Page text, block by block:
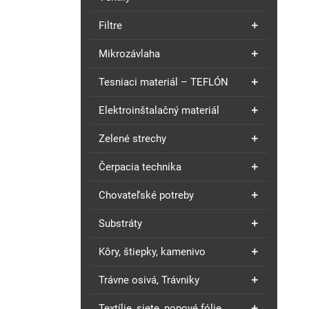
Filtre
Mikrozávlaha
Tesniaci materiál – TEFLÓN
Elektroinštalačný materiál
Zelené strechy
Čerpacia technika
Chovateľské potreby
Substráty
Kôry, štiepky, kamenivo
Trávne osivá, Trávniky